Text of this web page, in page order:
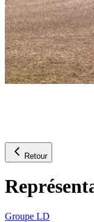
Retour
Groupe LD